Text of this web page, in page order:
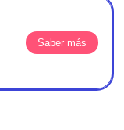
Saber más